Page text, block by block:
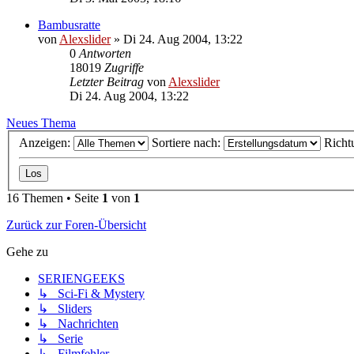
Bambusratte
von Alexslider» Di 24. Aug 2004, 13:22
0 Antworten
18019 Zugriffe
Letzter Beitrag von Alexslider
Di 24. Aug 2004, 13:22
Neues Thema
Anzeigen:
Sortiere nach:
16 Themen • Seite 1 von 1
Zurück zur Foren-Übersicht
Gehe zu
SERIENGEEKS
↳ Sci-Fi & Mystery
↳ Sliders
↳ Nachrichten
↳ Serie